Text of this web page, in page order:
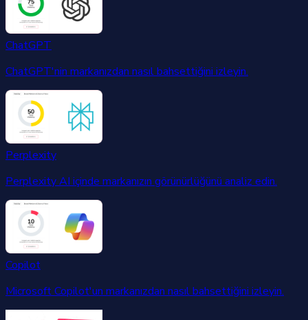
ChatGPT
ChatGPT'nin markanızdan nasıl bahsettiğini izleyin.
Perplexity
Perplexity AI içinde markanızın görünürlüğünü analiz edin.
Copilot
Microsoft Copilot'un markanızdan nasıl bahsettiğini izleyin.